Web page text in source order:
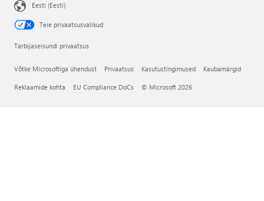
Eesti (Eesti)
Teie privaatsusvalikud
Tarbijaseisundi privaatsus
Võtke Microsoftiga ühendust Privaatsus Kasutustingimused Kaubamärgid
Reklaamide kohta EU Compliance DoCs © Microsoft 2026